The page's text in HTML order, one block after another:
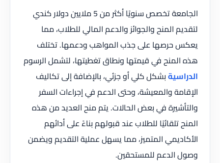
الجامعة تخصص سنويًا أكثر من 5 ملايين دولار كندي
لتقديم المنح والجوائز والدعم المالي للطلاب، مما
يعكس حرصها على جذب المواهب ودعمها. تختلف
هذه المنح في قيمتها ونطاق تغطيتها، لتشمل الرسوم
الدراسيةبشكل كلي أو جزئي، بالإضافة إلى تكاليف
الإقامة والمعيشة، وحتى الدعم في إجراءات السفر
والتأشيرة في بعض الحالات. يتم منح العديد من هذه
المنح تلقائيًا للطلاب عند قبولهم بناءً على أدائهم
الأكاديمي المتميز، مما يسهل عملية التقديم ويضمن
وصول الدعم للمستحقين.